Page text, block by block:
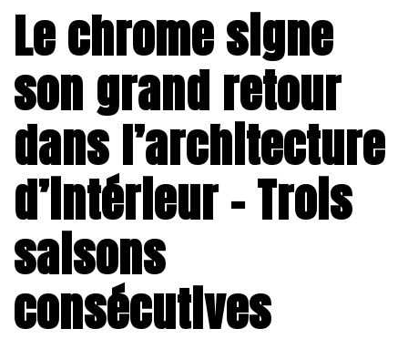
Le chrome signe
son grand retour
dans l’architecture
d’intérieur – Trois
saisons
consécutives